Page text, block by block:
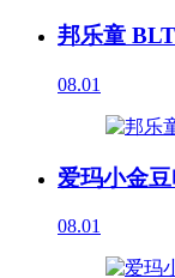
邦乐童
08.01
爱玛小金
08.01